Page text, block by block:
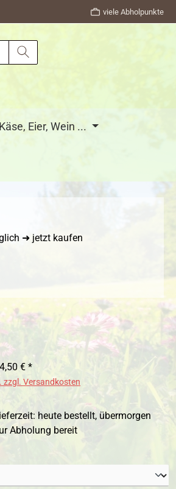
viele Abholpunkte
Eier, Wein ...
➜ jetzt kaufen
€ *
zzgl. Versandkosten
heute bestellt, übermorgen
Abholung bereit